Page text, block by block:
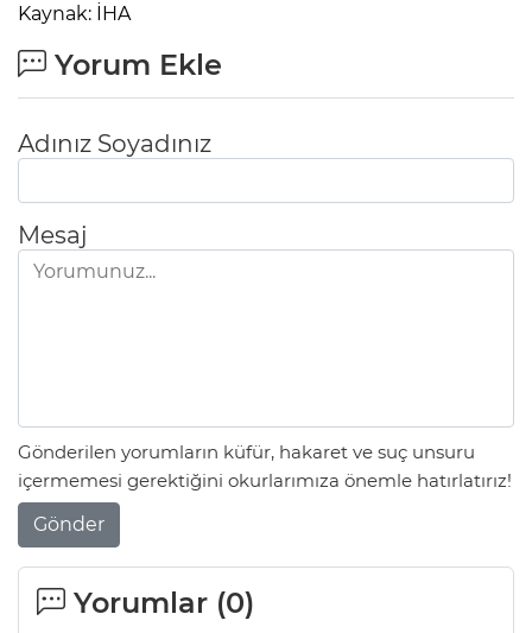
Kaynak: İHA
Yorum Ekle
Adınız Soyadınız
Mesaj
Gönderilen yorumların küfür, hakaret ve suç unsuru
içermemesi gerektiğini okurlarımıza önemle hatırlatırız!
Gönder
Yorumlar (0)